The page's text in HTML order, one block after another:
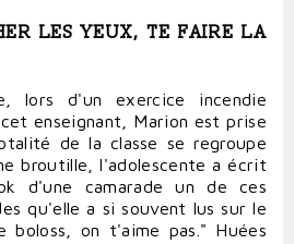
LES YEUX, TE FAIRE LA
lors d'un exercice incendie
enseignant, Marion est prise
de la classe se regroupe
broutille, l'adolescente a écrit
d'une camarade un de ces
qu'elle a si souvent lus sur le
on t'aime pas." Huées